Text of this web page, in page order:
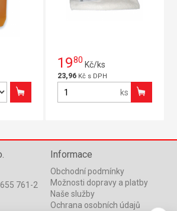
1980 Kč/ks
23,96 Kč s DPH
ks
761-2
Informace
Obchodní podmínky
Možnosti dopravy a platby
Naše služby
Ochrana osobních údajů